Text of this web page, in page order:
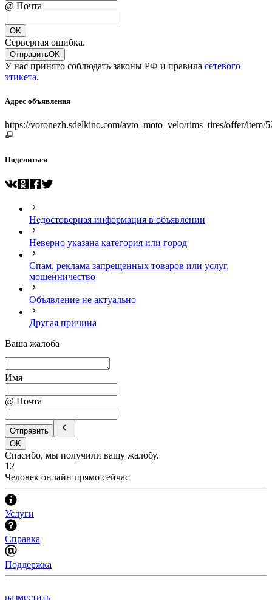
@ Почта
OK
Серверная ошибка.
ОтправитьOK
У нас принято соблюдать законы РФ и правила сетевого
этикета.
Адрес объявления
https://voronezh.sdelkino.com/avto_moto_velo/rims_tires/offer/item/
Поделиться
Недостоверная информация в объявлении
Неверно указана категория или город
Спам, реклама запрещенных товаров или услуг,
мошенничество
Объявление не актуально
Другая причина
Ваша жалоба
Имя
@ Почта
Отправить
OK
Спасибо, мы получили вашу жалобу.
12
Человек онлайн прямо сейчас
Услуги
Справка
Поддержка
разместить